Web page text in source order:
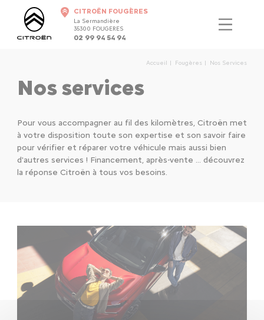
CITROËN FOUGÈRES
La Sermandière
35300 FOUGERES
02 99 94 54 94
Accueil Fougères Nos Services
Nos services
Pour vous accompagner au fil des kilomètres, Citroën met
à votre disposition toute son expertise et son savoir faire
pour vérifier et réparer votre véhicule mais aussi bien
d'autres services ! Financement, après-vente ... découvrez
la réponse Citroën à tous vos besoins.